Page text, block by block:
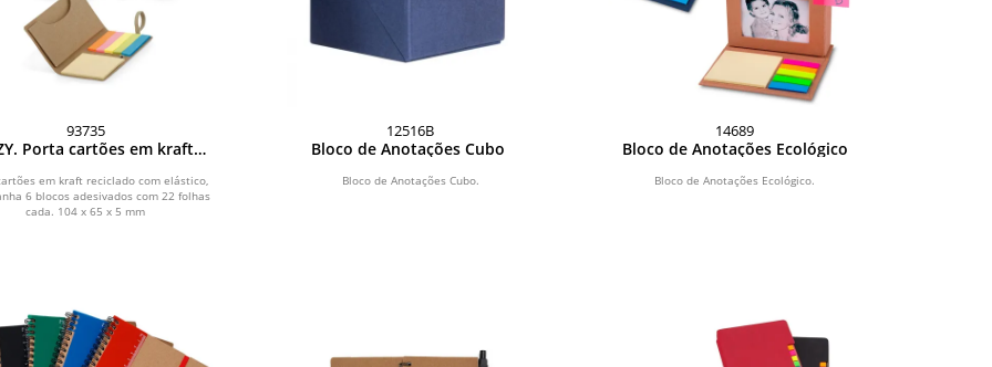
93735
Porta cartões em kraft
em kraft reciclado com elástico,
6 blocos adesivados com 22 folhas
cada. 104 x 65 x 5 mm
12516B
Bloco de Anotações Cubo
Bloco de Anotações Cubo.
14689
Bloco de Anotações Ecológico
Bloco de Anotações Ecológico.